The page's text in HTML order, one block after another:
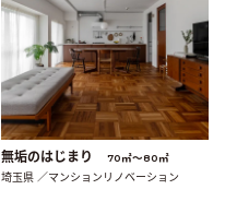
無垢のはじまり 70㎡〜80㎡
埼玉県 ／マンションリノベーション